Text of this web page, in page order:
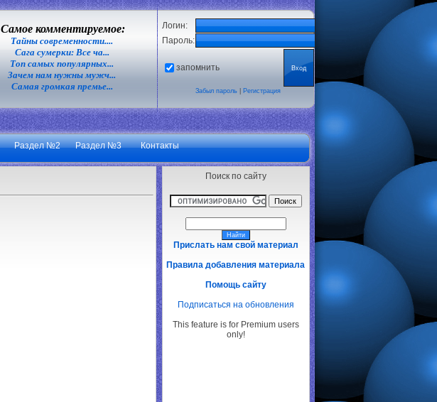
Самое комментируемое:
Тайны современности....
Сага сумерки: Все ча...
Топ самых популярных...
Зачем нам нужны мужч...
Самая громкая премье...
Логин:
Пароль:
запомнить
Забыл пароль| Регистрация
Раздел №2 Раздел №3 Контакты
Поиск по сайту
Прислать нам свой материал
Правила добавления материала
Помощь сайту
Подписаться на обновления
This feature is for Premium users
only!